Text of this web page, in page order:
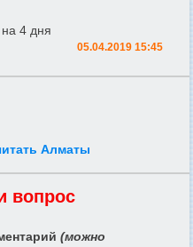
4 дня
05.04.2019 15:45
Алматы
вопрос
(можно